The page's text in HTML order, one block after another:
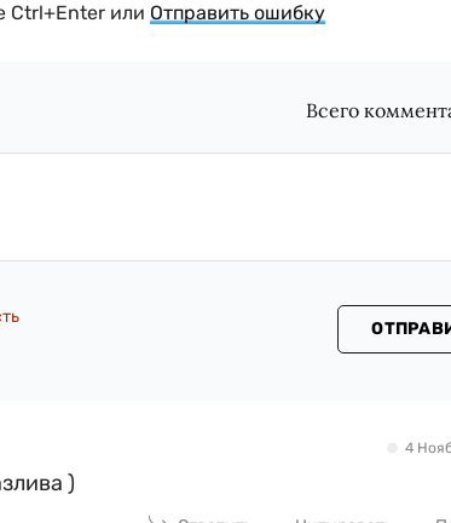
Ctrl+Enter или Отправить ошибку
Всего
4
)